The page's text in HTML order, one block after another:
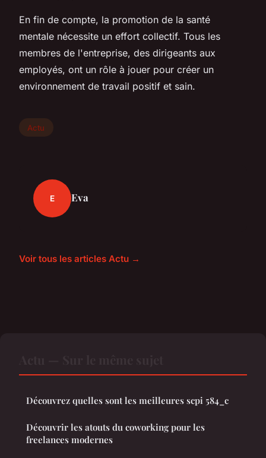
En fin de compte, la promotion de la santé
mentale nécessite un effort collectif. Tous les
membres de l'entreprise, des dirigeants aux
employés, ont un rôle à jouer pour créer un
environnement de travail positif et sain.
Actu
E Eva
Voir tous les articles Actu →
Découvrez quelles sont les meilleures scpi 584_c
Découvrir les atouts du coworking pour les
freelances modernes